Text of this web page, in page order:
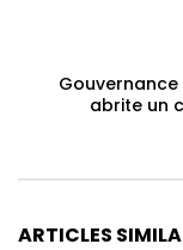
abrite un
ARTICLES